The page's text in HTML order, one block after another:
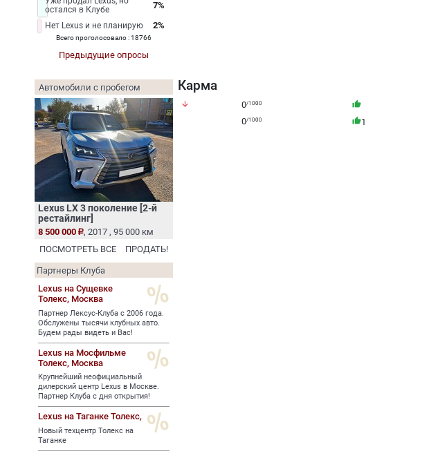
остался в Клубе
7%
Нет Lexus и не планирую 2%
Всего проголосовало : 18766
Предыдущие опросы
Автомобили с пробегом
Lexus LX 3 поколение [2-й
рестайлинг]
8 500 000
, 2017 , 95 000 км
ПОСМОТРЕТЬ ВСЕ
ПРОДАТЬ!
Партнеры Клуба
Lexus на Сущевке
Толекс, Москва
Партнер Лексус-Клуба с 2006 года.
Обслужены тысячи клубных авто.
Будем рады видеть и Вас!
Lexus на Мосфильме
Толекс, Москва
Крупнейший неофициальный
дилерский центр Lexus в Москве.
Партнер Клуба с дня открытия!
Lexus на Таганке Толекс,
Новый техцентр Толекс на
Таганке
Карма
arrow_downward 0/1000 thumb_up
0/1000 thumb_up1